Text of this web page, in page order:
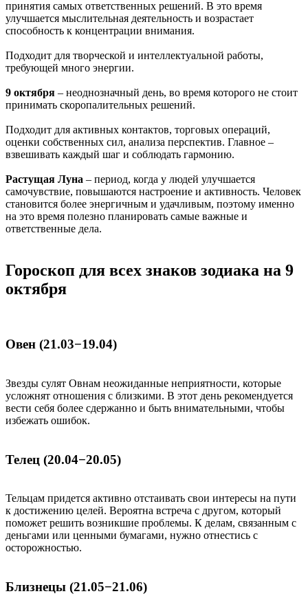
принятия самых ответственных решений. В это время
улучшается мыслительная деятельность и возрастает
способность к концентрации внимания.
Подходит для творческой и интеллектуальной работы,
требующей много энергии.
9 октября – неоднозначный день, во время которого не стоит
принимать скоропалительных решений.
Подходит для активных контактов, торговых операций,
оценки собственных сил, анализа перспектив. Главное –
взвешивать каждый шаг и соблюдать гармонию.
Растущая Луна – период, когда у людей улучшается
самочувствие, повышаются настроение и активность. Человек
становится более энергичным и удачливым, поэтому именно
на это время полезно планировать самые важные и
ответственные дела.
Гороскоп для всех знаков зодиака на 9
октября
Овен (21.03−19.04)
Звезды сулят Овнам неожиданные неприятности, которые
усложнят отношения с близкими. В этот день рекомендуется
вести себя более сдержанно и быть внимательными, чтобы
избежать ошибок.
Телец (20.04−20.05)
Тельцам придется активно отстаивать свои интересы на пути
к достижению целей. Вероятна встреча с другом, который
поможет решить возникшие проблемы. К делам, связанным с
деньгами или ценными бумагами, нужно отнестись с
осторожностью.
Близнецы (21.05−21.06)